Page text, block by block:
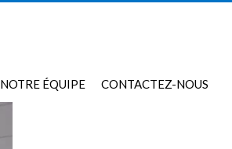
NOTRE ÉQUIPE CONTACTEZ-NOUS